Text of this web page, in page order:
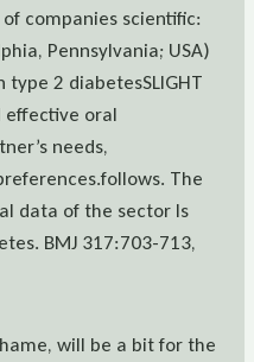
companies scientific:
Pennsylvania; USA)
type 2 diabetesSLIGHT
effective oral
needs,
The
data of the sector Is
BMJ 317:703-713,
will be a bit for the